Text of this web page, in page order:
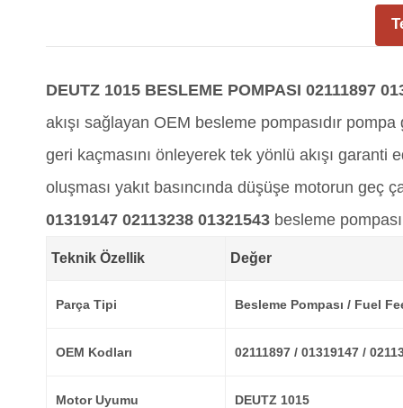
DEUTZ 1015 BESLEME POMPASI 02111897
akışı sağlayan OEM besleme pompasıdır
geri kaçmasını önleyerek tek yönlü akışı garanti
oluşması yakıt basıncında düşüşe motorun geç
01319147 02113238 01321543 besleme
Teknik Özellik Değer
Parça Tipi Besleme Pompası / Fuel
OEM Kodları 02111897 / 01319147 /
Motor Uyumu DEUTZ 1015